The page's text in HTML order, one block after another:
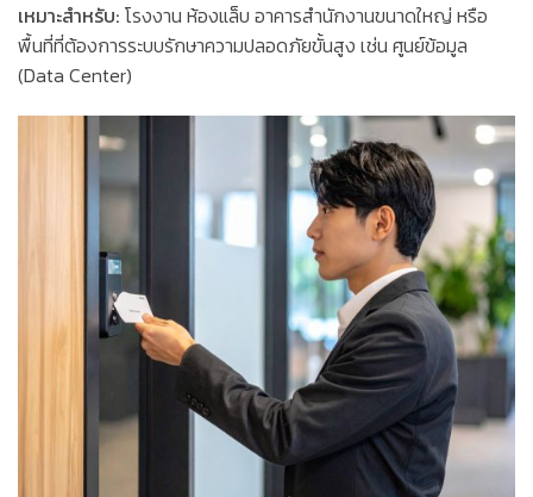
เหมาะสำหรับ: โรงงาน ห้องแล็บ อาคารสำนักงานขนาดใหญ่ หรือ
พื้นที่ที่ต้องการระบบรักษาความปลอดภัยขั้นสูง เช่น ศูนย์ข้อมูล
(Data Center)